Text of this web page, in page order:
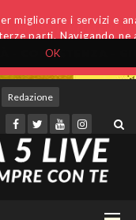
OK
migliorare i servizi e
parti. Navigando
Redazione